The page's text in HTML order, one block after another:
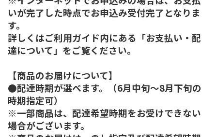
いが完了した時点でお申込み受付完了となりま
す。
詳しくはご利用ガイド内にある「お支払い・配
達について」をご覧ください。
【商品のお届けについて】
●配達時期が選べます。（6月中旬～8月下旬の
時期指定可）
※一部商品は、配達希望時期をお受けできない
場合がございます。